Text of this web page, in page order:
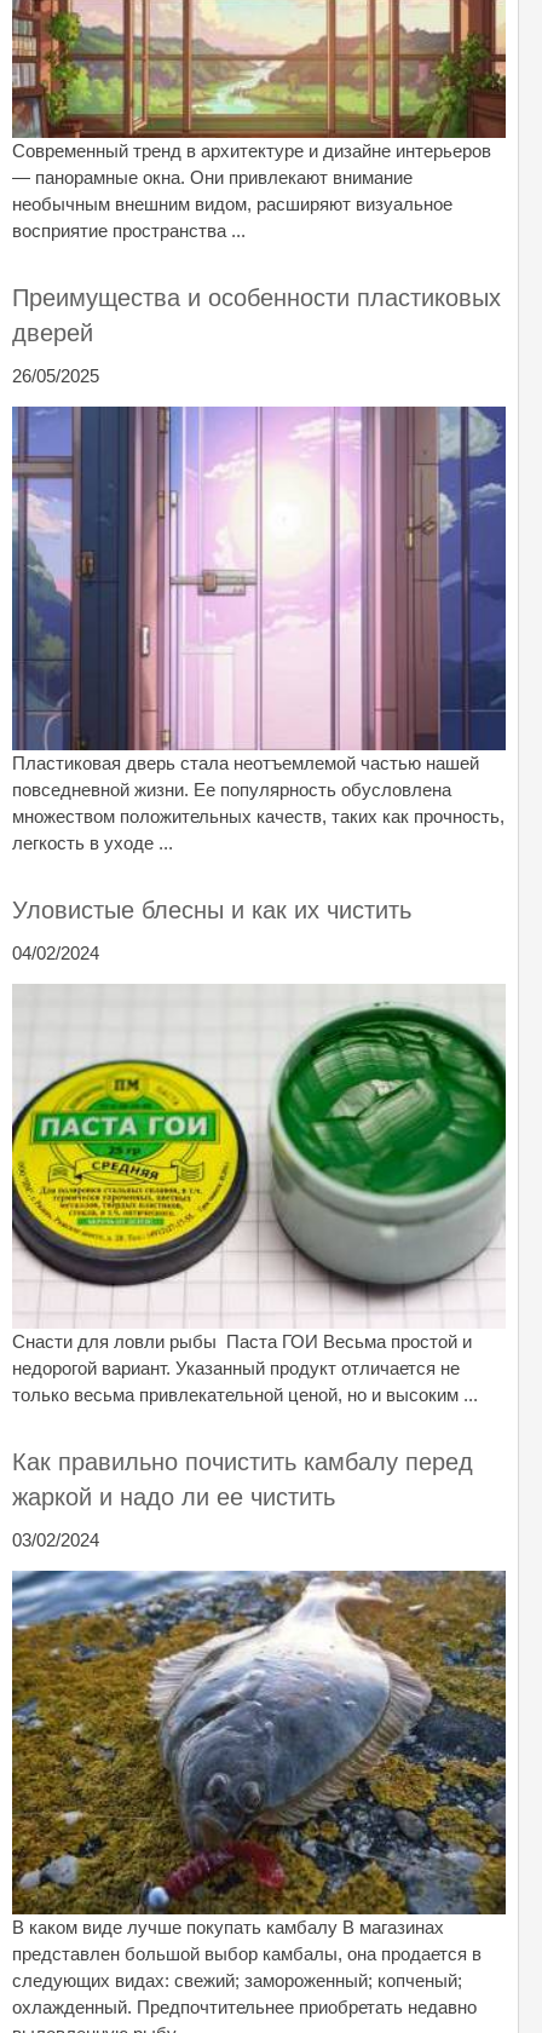
Современный тренд в архитектуре и дизайне интерьеров
— панорамные окна. Они привлекают внимание
необычным внешним видом, расширяют визуальное
восприятие пространства ...
Преимущества и особенности пластиковых
дверей
26/05/2025
Пластиковая дверь стала неотъемлемой частью нашей
повседневной жизни. Ее популярность обусловлена
множеством положительных качеств, таких как прочность,
легкость в уходе ...
Уловистые блесны и как их чистить
04/02/2024
Снасти для ловли рыбы Паста ГОИ Весьма простой и
недорогой вариант. Указанный продукт отличается не
только весьма привлекательной ценой, но и высоким ...
Как правильно почистить камбалу перед
жаркой и надо ли ее чистить
03/02/2024
В каком виде лучше покупать камбалу В магазинах
представлен большой выбор камбалы, она продается в
следующих видах: свежий; замороженный; копченый;
охлажденный. Предпочтительнее приобретать недавно